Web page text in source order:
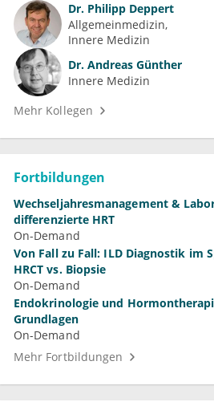
Dr. Philipp Deppert
Allgemeinmedizin
Innere Medizin
Dr. Andreas Günther
Innere Medizin
Mehr Kollegen
Fortbildungen
Wechseljahresmanagement &
differenzierte HRT
On-Demand
Von Fall zu Fall: ILD Diagnostik im
HRCT vs. Biopsie
On-Demand
Endokrinologie und
Grundlagen
On-Demand
Mehr Fortbildungen